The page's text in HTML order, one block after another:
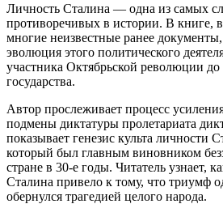
Личность Сталина — одна из самых
противоречивых в истории. В книге,
многие неизвестные ранее документы,
эволюция этого политического
участника Октябрьской революции
государства.
Автор прослеживает процесс
подмены диктатуры пролетариата
показывает генезис культа личности
который был главным виновником
стране в 30-е годы. Читатель узнает,
Сталина привело к тому, что триумф
обернулся трагедией целого народа.